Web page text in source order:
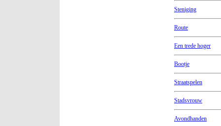
Steniging
Route
Een trede hoger
Bootje
Straatspelen
Stadsvrouw
Avondhanden